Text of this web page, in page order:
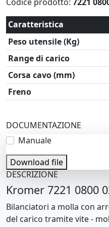
Codice prodotto: 7221
Caratteristica
Peso utensile (Kg)
Range di carico
Corsa cavo (mm)
Freno
DOCUMENTAZIONE
Manuale
Download file
DESCRIZIONE
Kromer 7221 0800
Bilanciatori a molla con
del carico tramite vite -